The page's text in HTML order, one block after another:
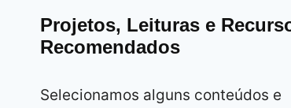
Projetos, Leituras e
Recomendados
Selecionamos alguns conteúdos e